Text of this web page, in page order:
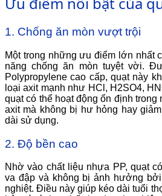
1. Chống ăn mòn vượt trội
Một trong những ưu điểm lớn nhất
năng chống ăn mòn tuyệt vời.
Polypropylene cao cấp, quạt này
loại axit mạnh như HCl, H2SO4,
quạt có thể hoạt động ổn định
axit mà không bị hư hỏng hay
dài sử dụng.
2. Độ bền cao
Nhờ vào chất liệu nhựa PP, quạt
va đập và không bị ảnh hưởng
nghiệt. Điều này giúp kéo dài tuổi